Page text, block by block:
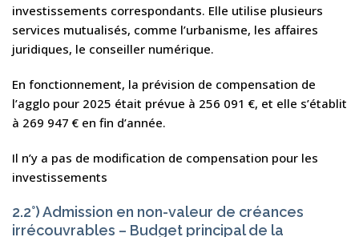
investissements correspondants. Elle utilise plusieurs
services mutualisés, comme l’urbanisme, les affaires
juridiques, le conseiller numérique.
En fonctionnement, la prévision de compensation de
l’agglo pour 2025 était prévue à 256 091 €, et elle s’établit
à 269 947 € en fin d’année.
Il n’y a pas de modification de compensation pour les
investissements
2.2°) Admission en non-valeur de créances
irrécouvrables – Budget principal de la